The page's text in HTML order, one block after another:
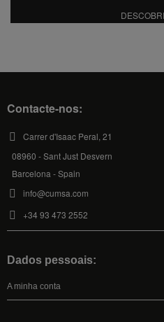
Contacte-nos:
Carrer d'Isaac Peral, 21
08960 - Sant Just Desvern
Barcelona - Spain
info@cumsa.com
+34 93 473 2552
Dados pessoais:
A minha conta